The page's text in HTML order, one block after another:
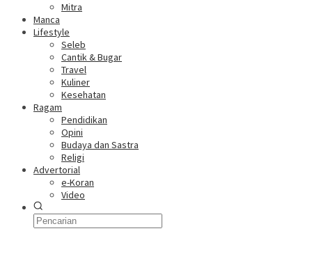
Mitra
Manca
Lifestyle
Seleb
Cantik & Bugar
Travel
Kuliner
Kesehatan
Ragam
Pendidikan
Opini
Budaya dan Sastra
Religi
Advertorial
e-Koran
Video